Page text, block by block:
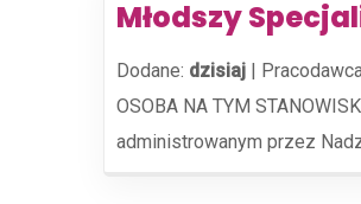
Młodszy
Dodane: dzisiaj |
OSOBA NA TYM
administrowanym przez